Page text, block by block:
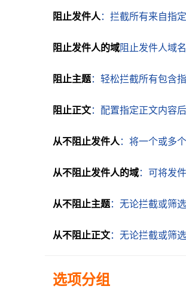
阻止发件人：拦截所有来自指
阻止发件人的域阻止发件人域
阻止主题：轻松拦截所有包含
阻止正文：配置指定正文内容
从不阻止发件人：将一个或多
从不阻止发件人的域：可将发
从不阻止主题：无论拦截或筛
从不阻止正文：无论拦截或筛
选项分组